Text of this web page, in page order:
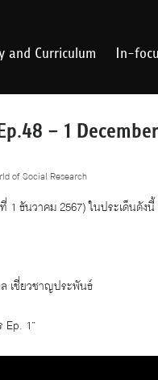
and Curriculum In-
– 1
of Social Research
1 ธันวาคม 2567) ในประเด็นดังนี้
เชี่ยวชาญประพันธ์
Ep. 1”